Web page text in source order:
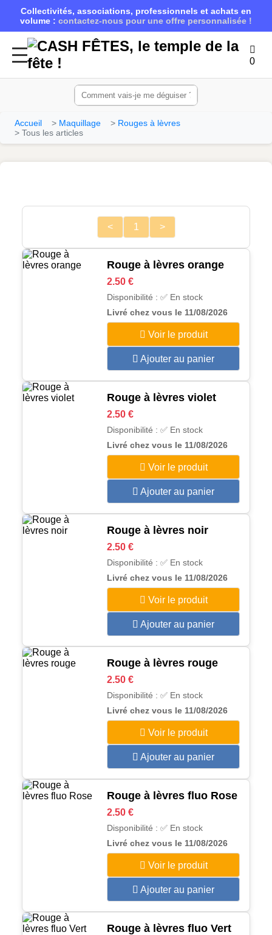
Collectivités, associations, professionnels et achats en
volume : contactez-nous pour une offre personnalisée !
0
Accueil Maquillage
Rouges à lèvres
Tous les articles
< 1 >
Rouge à lèvres orange
2.50 €
Disponibilité : ✅ En stock
Livré chez vous le 11/08/2026
Voir le produit
Ajouter au panier
Rouge à lèvres violet
2.50 €
Disponibilité : ✅ En stock
Livré chez vous le 11/08/2026
Voir le produit
Ajouter au panier
Rouge à lèvres noir
2.50 €
Disponibilité : ✅ En stock
Livré chez vous le 11/08/2026
Voir le produit
Ajouter au panier
Rouge à lèvres rouge
2.50 €
Disponibilité : ✅ En stock
Livré chez vous le 11/08/2026
Voir le produit
Ajouter au panier
Rouge à lèvres fluo Rose
2.50 €
Disponibilité : ✅ En stock
Livré chez vous le 11/08/2026
Voir le produit
Ajouter au panier
Rouge à lèvres fluo Vert